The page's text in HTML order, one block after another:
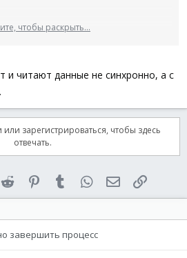
чтобы раскрыть...
? :whistle:
чтобы раскрыть...
и читают данные не синхронно, а с
зарегистрироваться, чтобы здесь
отвечать.
Reddit PinterestTumblr WhatsAppЭлектронная
завершить процесс